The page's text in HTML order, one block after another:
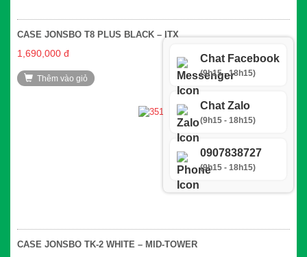
CASE JONSBO T8 PLUS BLACK – ITX
1,690,000 đ
Thêm vào giỏ
CASE JONSBO TK-2 WHITE – MID-TOWER
Chat Facebook
(9h15 - 18h15)
Chat Zalo
(9h15 - 18h15)
0907838727
(9h15 - 18h15)